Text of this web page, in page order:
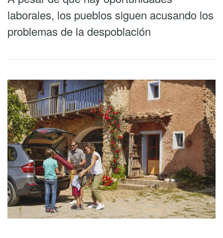
laborales, los pueblos siguen acusando los
problemas de la despoblación